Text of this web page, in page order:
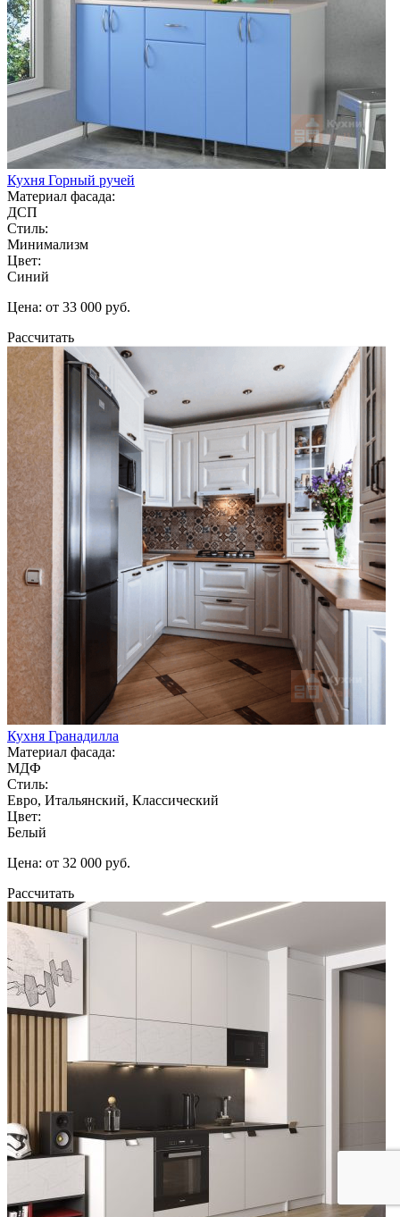
Кухня Горный ручей
Материал фасада:
ДСП
Стиль:
Минимализм
Цвет:
Синий
Цена: от 33 000 руб.
Рассчитать
Кухня Гранадилла
Материал фасада:
МДФ
Стиль:
Евро, Итальянский, Классический
Цвет:
Белый
Цена: от 32 000 руб.
Рассчитать